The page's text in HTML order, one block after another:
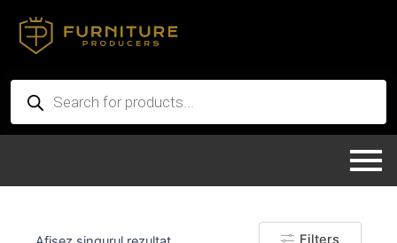
content
Products
search
Filters